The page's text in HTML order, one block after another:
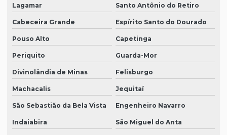
Lagamar Santo Antônio do Retiro
Cabeceira Grande Espírito Santo do Dourado
Pouso Alto Capetinga
Periquito Guarda-Mor
Divinolândia de Minas Felisburgo
Machacalis Jequitaí
São Sebastião da Bela Vista Engenheiro Navarro
Indaiabira São Miguel do Anta